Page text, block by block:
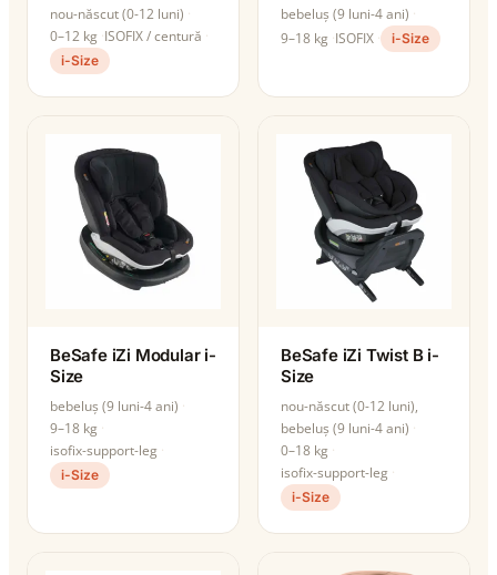
nou-născut (0-12 luni)
0–12 kg ISOFIX / centură
i-Size
bebeluș (9 luni-4 ani)
9–18 kg ISOFIX i-Size
BeSafe iZi Modular i-
Size
bebeluș (9 luni-4 ani)
9–18 kg
isofix-support-leg
i-Size
BeSafe iZi Twist B i-
Size
nou-născut (0-12 luni),
bebeluș (9 luni-4 ani)
0–18 kg
isofix-support-leg
i-Size